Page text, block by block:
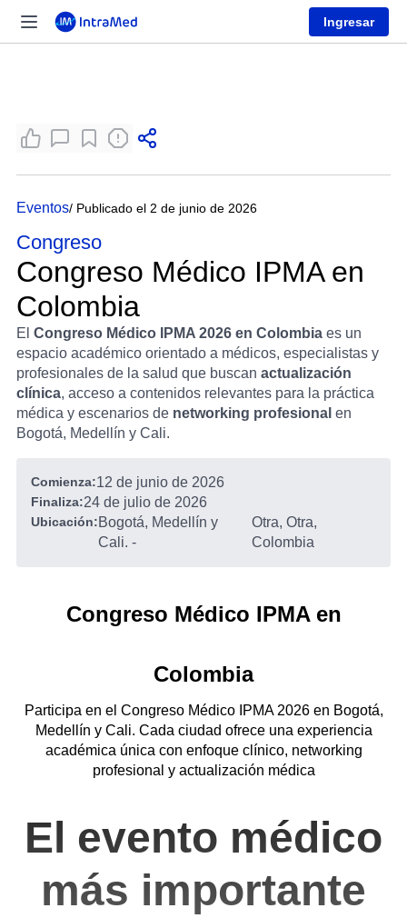
Ingresar
Eventos/ Publicado el 2 de junio de 2026
Congreso
Congreso Médico IPMA en
Colombia
El Congreso Médico IPMA 2026 en Colombia es un
espacio académico orientado a médicos, especialistas y
profesionales de la salud que buscan actualización
clínica, acceso a contenidos relevantes para la práctica
médica y escenarios de networking profesional en
Bogotá, Medellín y Cali.
Comienza:12 de junio de 2026
Finaliza:24 de julio de 2026
Ubicación:Bogotá, Medellín y
Cali. -
Otra, Otra,
Colombia
Congreso Médico IPMA en
Colombia
Participa en el Congreso Médico IPMA 2026 en Bogotá,
Medellín y Cali. Cada ciudad ofrece una experiencia
académica única con enfoque clínico, networking
profesional y actualización médica
El evento médico
más importante